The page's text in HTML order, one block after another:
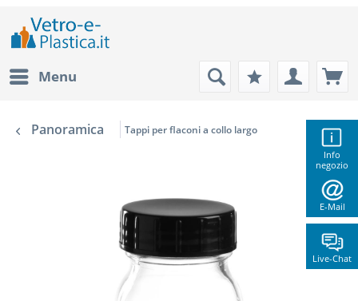
Info
negozio
E-Mail
Live-Chat
Menu
Panoramica Tappi per flaconi a collo largo